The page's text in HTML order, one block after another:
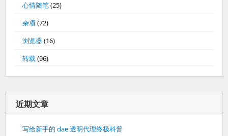
心情随笔(25)
杂项 (72)
浏览器(16)
转载(96)
近期文章
写给新手的 dae 透明代理终极科普